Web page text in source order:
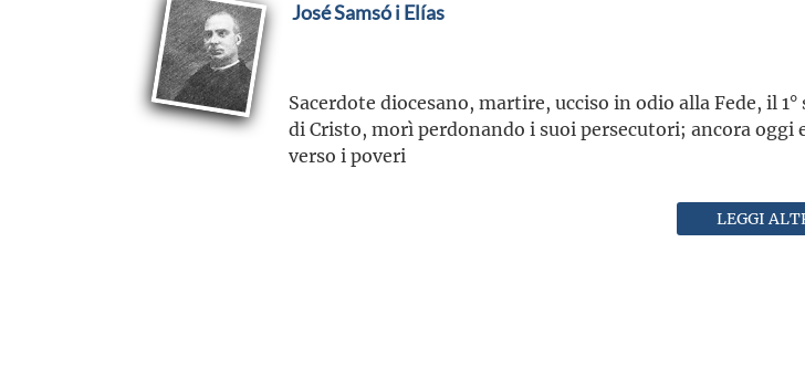
José Samsó i Elías
Sacerdote diocesano, martire, ucciso in odio alla Fede, il
di Cristo, morì perdonando i suoi persecutori; ancora
verso i poveri
LEGGI